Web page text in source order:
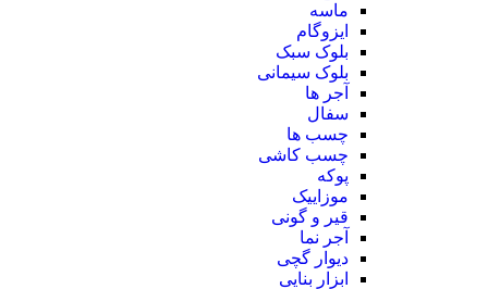
ماسه
ایزوگام
بلوک سبک
بلوک سیمانی
آجر ها
سفال
چسب ها
چسب کاشی
پوکه
موزاییک
قیر و گونی
آجر نما
دیوار گچی
ابزار بنایی